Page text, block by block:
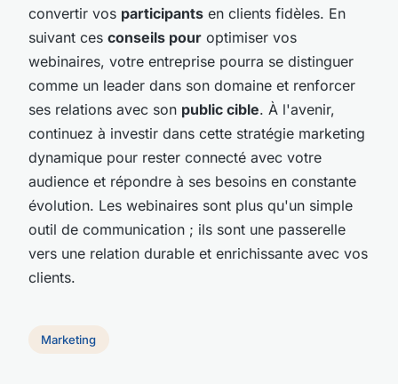
convertir vos participants en clients fidèles. En
suivant ces conseils pour optimiser vos
webinaires, votre entreprise pourra se distinguer
comme un leader dans son domaine et renforcer
ses relations avec son public cible. À l'avenir,
continuez à investir dans cette stratégie marketing
dynamique pour rester connecté avec votre
audience et répondre à ses besoins en constante
évolution. Les webinaires sont plus qu'un simple
outil de communication ; ils sont une passerelle
vers une relation durable et enrichissante avec vos
clients.
Marketing